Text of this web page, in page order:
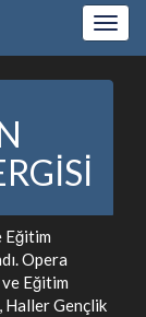
Show
Eğitim
Opera
Eğitim
Haller Gençlik